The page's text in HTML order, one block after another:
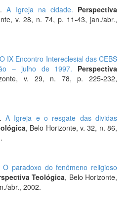
A Igreja na cidade. Perspectiva
v. 28, n. 74, p. 11-43, jan./abr.,
O IX Encontro Intereclesial das CEBS
– julho de 1997. Perspectiva
v. 29, n. 78, p. 225-232,
A Igreja e o resgate das dividas
, Belo Horizonte, v. 32, n. 86,
O paradoxo do fenômeno religioso
Teológica, Belo Horizonte,
abr., 2002.